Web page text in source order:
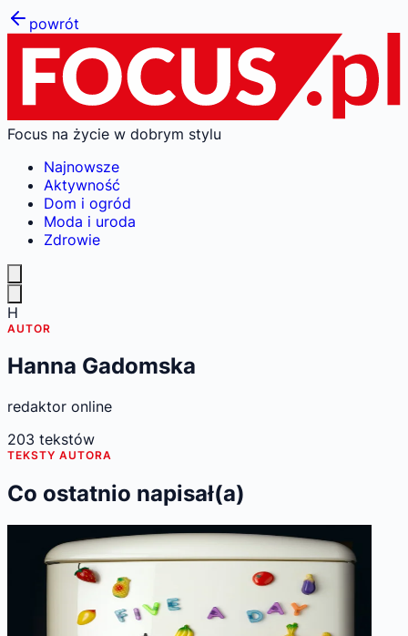
powrót
Focus na życie w dobrym stylu
Najnowsze
Aktywność
Dom i ogród
Moda i uroda
Zdrowie
H
AUTOR
Hanna Gadomska
redaktor online
203 tekstów
TEKSTY AUTORA
Co ostatnio napisał(a)